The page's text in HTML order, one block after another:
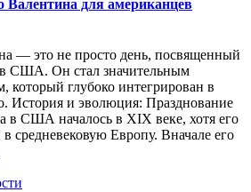
Валентина для американцев
— это не просто день, посвященный
США. Он стал значительным
который глубоко интегрирован в
История и эволюция: Празднование
в США началось в XIX веке, хотя его
средневековую Европу. Вначале его